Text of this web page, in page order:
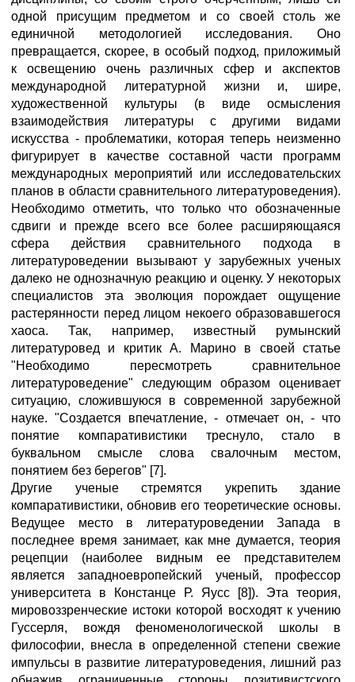
одной присущим предметом и со своей столь же
единичной методологией исследования. Оно
превращается, скорее, в особый подход, приложимый
к освещению очень различных сфер и акспектов
международной литературной жизни и, шире,
художественной культуры (в виде осмысления
взаимодействия литературы с другими видами
искусства - проблематики, которая теперь неизменно
фигурирует в качестве составной части программ
международных мероприятий или исследовательских
планов в области сравнительного литературоведения).
Необходимо отметить, что только что обозначенные
сдвиги и прежде всего все более расширяющаяся
сфера действия сравнительного подхода в
литературоведении вызывают у зарубежных ученых
далеко не однозначную реакцию и оценку. У некоторых
специалистов эта эволюция порождает ощущение
растерянности перед лицом некоего образовавшегося
хаоса. Так, например, известный румынский
литературовед и критик А. Марино в своей статье
"Необходимо пересмотреть сравнительное
литературоведение" следующим образом оценивает
ситуацию, сложившуюся в современной зарубежной
науке. "Создается впечатление, - отмечает он, - что
понятие компаративистики треснуло, стало в
буквальном смысле слова свалочным местом,
понятием без берегов" [7].
Другие ученые стремятся укрепить здание
компаративистики, обновив его теоретические основы.
Ведущее место в литературоведении Запада в
последнее время занимает, как мне думается, теория
рецепции (наиболее видным ее представителем
является западноевропейский ученый, профессор
университета в Констанце Р. Яусс [8]). Эта теория,
мировоззренческие истоки которой восходят к учению
Гуссерля, вождя феноменологической школы в
философии, внесла в определенной степени свежие
импульсы в развитие литературоведения, лишний раз